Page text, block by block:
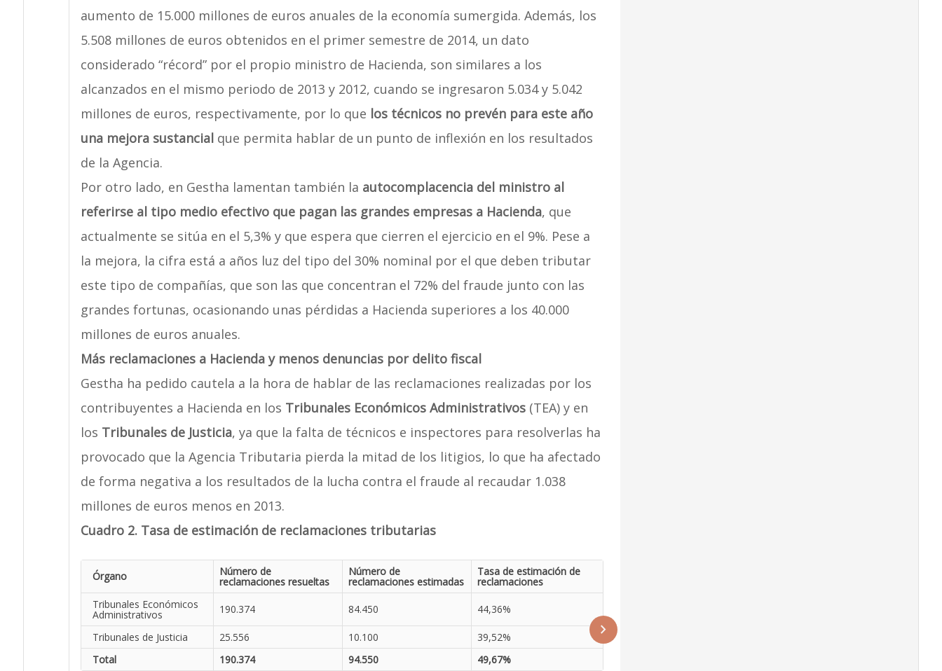
aumento de 15.000 millones de euros anuales de la economía sumergida. Además, los
5.508 millones de euros obtenidos en el primer semestre de 2014, un dato
considerado “récord” por el propio ministro de Hacienda, son similares a los
alcanzados en el mismo periodo de 2013 y 2012, cuando se ingresaron 5.034 y 5.042
millones de euros, respectivamente, por lo que los técnicos no prevén para este año
una mejora sustancialque permita hablar de un punto de inflexión en los resultados
de la Agencia.
Por otro lado, en Gestha lamentan también la autocomplacencia del ministro al
referirse al tipo medio efectivo que pagan las grandes empresas a Hacienda, que
actualmente se sitúa en el 5,3% y que espera que cierren el ejercicio en el 9%. Pese a
la mejora, la cifra está a años luz del tipo del 30% nominal por el que deben tributar
este tipo de compañías, que son las que concentran el 72% del fraude junto con las
grandes fortunas, ocasionando unas pérdidas a Hacienda superiores a los 40.000
millones de euros anuales.
Más reclamaciones a Hacienda y menos denuncias por delito fiscal
Gestha ha pedido cautela a la hora de hablar de las reclamaciones realizadas por los
contribuyentes a Hacienda en los Tribunales Económicos Administrativos(TEA) y en
los Tribunales de Justicia, ya que la falta de técnicos e inspectores para resolverlas ha
provocado que la Agencia Tributaria pierda la mitad de los litigios, lo que ha afectado
de forma negativa a los resultados de la lucha contra el fraude al recaudar 1.038
millones de euros menos en 2013.
Cuadro 2. Tasa de estimación de reclamaciones tributarias
Órgano Número de
reclamaciones resueltas
Número de
reclamaciones estimadas
Tasa de estimación de
reclamaciones
Tribunales Económicos
Administrativos 190.374 84.450 44,36%
Tribunales de Justicia 25.556 10.100
39,52%
Total
190.374 94.550 49,67%